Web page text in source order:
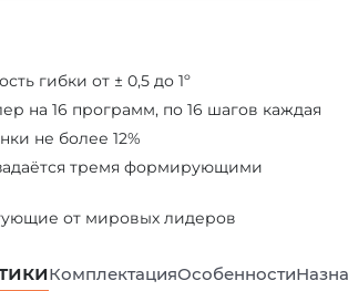
гибки от ± 0,5 до 1º
на 16 программ, по 16 шагов каждая
не более 12%
тремя формирующими
от мировых лидеров
КомплектацияОсобенности